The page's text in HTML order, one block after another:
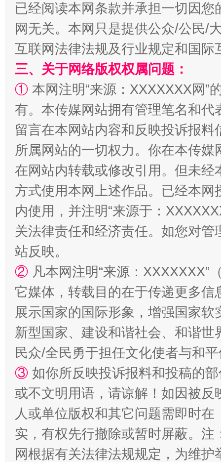
解纷+调解+退费，一次搞定
站台名比不上好声名
漫山遍野的桃花与雪山、麦地、白藏房 除
已经阅读本网条款并承担一切因
网无关。本网只是提供公众/公民/
互联网法律法规及行业规定和国
三、关于网络版权权属问题：
① 本网注明“来源：XXXXXXX网”
有。本传媒网站拥有管理笔名和
留言在本网站内容和反映投诉报
所属网站的一切权力。你在本传
在网站内转载或修改引用。但未
方式使用本网上述作品。已经本
内使用，并注明“来源于：
关法律责任和经济责任。如您对
站反映。
② 凡本网注明“来源：
它媒体，转载目的在于传递更多
展示国家的国际形象，增强国家
新型国家、建设和谐社会、和谐
民众/全民勇于担任文化使者与和
③ 如你所反映投诉报料和投稿的
或不文明用语，请谅解！如因被
人或单位版权和其它问题需即时在
实，有权先行撤除或暂时屏蔽。
网根据有关法律法规规定，为维